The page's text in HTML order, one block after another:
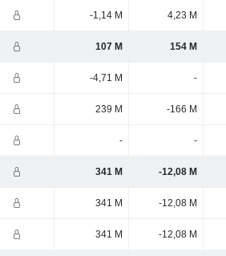
-1,14 M 4,23 M
107 M 154 M
-4,71 M -
239 M -166 M
- -
341 M -12,08 M
341 M -12,08 M
341 M -12,08 M